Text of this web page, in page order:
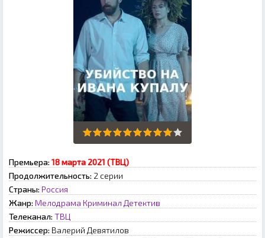
Премьера: 18 марта 2021 (ТВЦ)
Продолжительность: 2 серии
Страны: Россия
Жанр: Мелодрама Криминал Детектив
Телеканал: ТВЦ
Режиссер: Валерий Девятилов